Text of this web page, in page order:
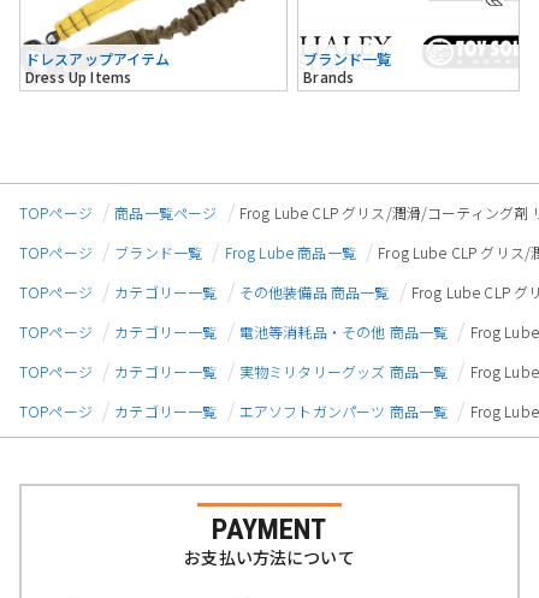
ドレスアップアイテム
Dress Up Items
ブランド一覧
Brands
TOPページ 商品一覧ページ
Frog Lube CLP グリス/潤滑/コーティング剤
TOPページ
ブランド一覧 Frog Lube 商品一覧
Frog Lube CLP グリス/
TOPページ
カテゴリー一覧 その他装備品 商品一覧
Frog Lube CLP グ
TOPページ
カテゴリー一覧 電池等消耗品・その他 商品一覧
Frog
TOPページ
カテゴリー一覧 実物ミリタリーグッズ 商品一覧
Frog
TOPページ
カテゴリー一覧 エアソフトガンパーツ 商品一覧 Frog
PAYMENT
お支払い方法について